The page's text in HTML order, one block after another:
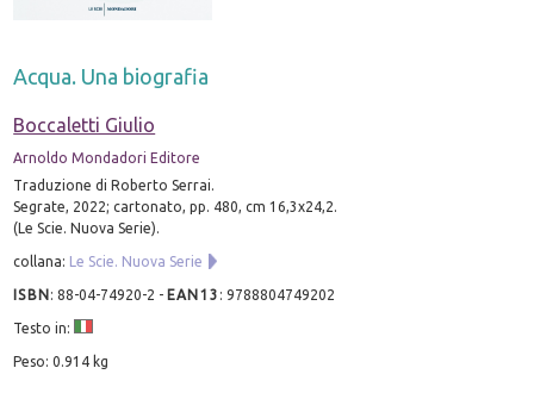
Acqua. Una biografia
Boccaletti Giulio
Arnoldo Mondadori Editore
Traduzione di Roberto Serrai.
Segrate, 2022; cartonato, pp. 480, cm 16,3x24,2.
(Le Scie. Nuova Serie).
collana: Le Scie. Nuova Serie
ISBN:88-04-74920-2 - EAN13 :9788804749202
Testo in:
Peso: 0.914 kg